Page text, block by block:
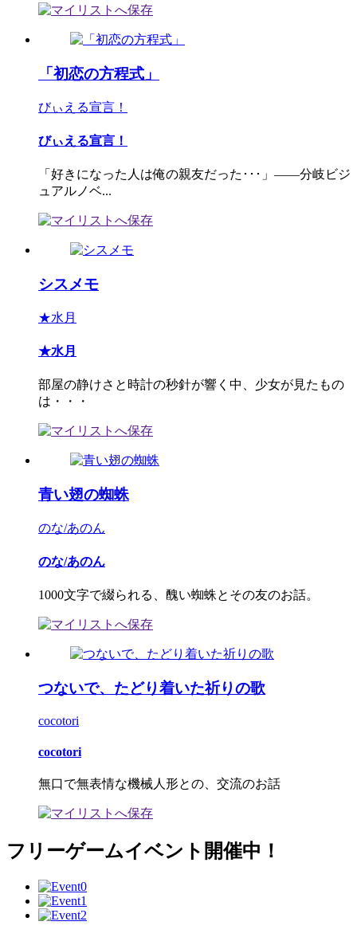
「初恋の方程式」
びぃえる宣言！
びぃえる宣言！
「好きになった人は俺の親友だった･･･」――分岐ビジ
ュアルノベ...
シスメモ
★水月
★水月
部屋の静けさと時計の秒針が響く中、少女が見たもの
は・・・
青い翅の蜘蛛
のな/あのん
のな/あのん
1000文字で綴られる、醜い蜘蛛とその友のお話。
つないで、たどり着いた祈りの歌
cocotori
cocotori
無口で無表情な機械人形との、交流のお話
フリーゲームイベント開催中！